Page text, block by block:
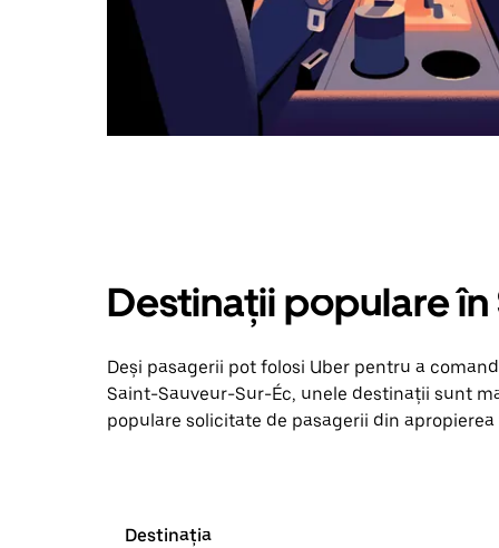
Destinații populare
Deși pasagerii pot folosi Uber pentru a
Saint-Sauveur-Sur-Éc, unele destinații sunt
populare solicitate de pasagerii din
Destinația